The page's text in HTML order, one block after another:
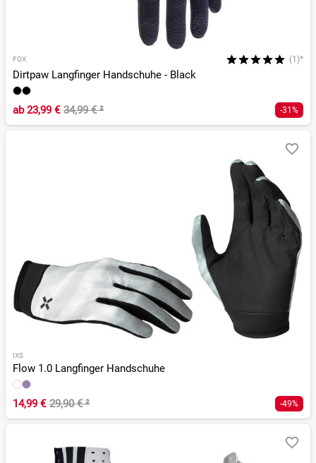
FOX (1)*
Dirtpaw Langfinger Handschuhe - Black
ab23,99 € 34,99 €² -31%
IXS
Flow 1.0 Langfinger Handschuhe
14,99 € 29,90 €² -49%